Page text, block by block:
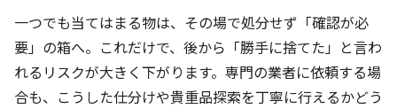
一つでも当てはまる物は、その場で処分せず「確認が必
要」の箱へ。これだけで、後から「勝手に捨てた」と言わ
れるリスクが大きく下がります。専門の業者に依頼する場
合も、こうした仕分けや貴重品探索を丁寧に行えるかどう